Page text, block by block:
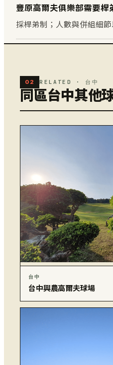
豐原高爾夫俱樂部需要桿
採桿弟制；人數與併組細
02 RELATED · 台中
同區台中其他
台中
台中興農高爾夫球場